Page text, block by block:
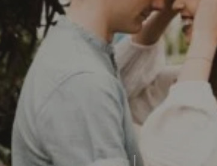
RELACIONAMENTOS SEXO TÂNTRICO
4 DE JANEIRO DE 2021